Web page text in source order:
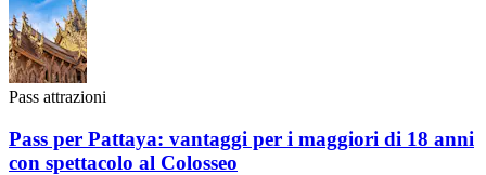
Pass attrazioni
Pass per Pattaya: vantaggi per i maggiori di 18 anni
con spettacolo al Colosseo